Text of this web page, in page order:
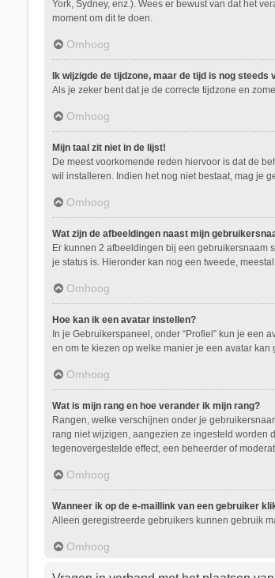
York, Sydney, enz.). Wees er bewust van dat het
moment om dit te doen.
Omhoog
Ik wijzigde de tijdzone, maar de tijd is nog steeds
Als je zeker bent dat je de correcte tijdzone en
Omhoog
Mijn taal zit niet in de lijst!
De meest voorkomende reden hiervoor is dat de
wil installeren. Indien het nog niet bestaat, mag je
Omhoog
Wat zijn de afbeeldingen naast mijn
Er kunnen 2 afbeeldingen bij een gebruikersnaam
je status is. Hieronder kan nog een tweede,
Omhoog
Hoe kan ik een avatar instellen?
In je Gebruikerspaneel, onder “Profiel” kun je een
en om te kiezen op welke manier je een avatar
Omhoog
Wat is mijn rang en hoe verander ik mijn rang?
Rangen, welke verschijnen onder je
rang niet wijzigen, aangezien ze ingesteld worden
tegenovergestelde effect, een beheerder of
Omhoog
Wanneer ik op de e-maillink van een gebruiker
Alleen geregistreerde gebruikers kunnen gebruik
Omhoog